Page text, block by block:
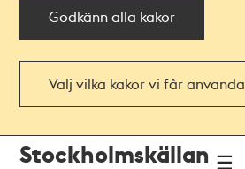
Godkänn alla kakor
Välj vilka kakor vi får använda
Stockholmskällan